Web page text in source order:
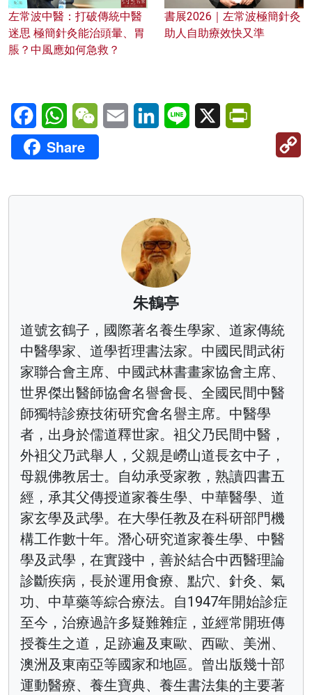
左常波中醫：打破傳統中醫
迷思 極簡針灸能治頭暈、胃
脹？中風應如何急救？
書展2026｜左常波極簡針灸
助人自助療效快又準
FacebookWhatsAppWeChatEmail LinkedInLine X
Share
朱鶴亭
道號玄鶴子，國際著名養生學家、道家傳統
中醫學家、道學哲理書法家。中國民間武術
家聯合會主席、中國武林書畫家協會主席、
世界傑出醫師協會名譽會長、全國民間中醫
師獨特診療技術研究會名譽主席。中醫學
者，出身於儒道釋世家。袓父乃民間中醫，
外袓父乃武舉人，父親是嶗山道長玄中子，
母親佛教居士。自幼承受家教，熟讀四書五
經，承其父傳授道家養生學、中華醫學、道
家玄學及武學。在大學任教及在科研部門機
構工作數十年。潛心研究道家養生學、中醫
學及武學，在實踐中，善於結合中西醫理論
診斷疾病，長於運用食療、點穴、針灸、氣
功、中草藥等綜合療法。自1947年開始診症
至今，治療過許多疑難雜症，並經常開班傳
授養生之道，足跡遍及東歐、西歐、美洲、
澳洲及東南亞等國家和地區。曾出版幾十部
運動醫療、養生寶典、養生書法集的主要著